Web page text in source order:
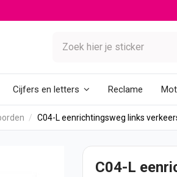
Cijfers en letters Reclame
C04-L eenrichtingsweg links
C04-L